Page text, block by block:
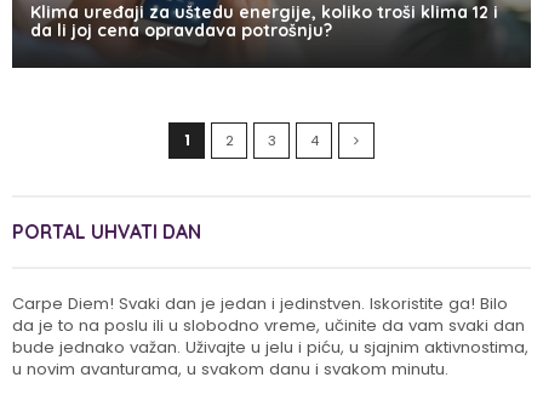
Klima uređaji za uštedu energije, koliko troši klima 12 i
da li joj cena opravdava potrošnju?
1 2 3 4
PORTAL UHVATI DAN
Carpe Diem! Svaki dan je jedan i jedinstven. Iskoristite ga! Bilo
da je to na poslu ili u slobodno vreme, učinite da vam svaki dan
bude jednako važan. Uživajte u jelu i piću, u sjajnim aktivnostima,
u novim avanturama, u svakom danu i svakom minutu.